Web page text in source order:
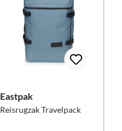
Eastpak
Reisrugzak Travelpack